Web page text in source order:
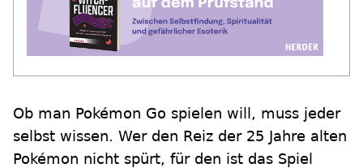
Ob man Pokémon Go spielen will, muss jeder
selbst wissen. Wer den Reiz der 25 Jahre alten
Pokémon nicht spürt, für den ist das Spiel